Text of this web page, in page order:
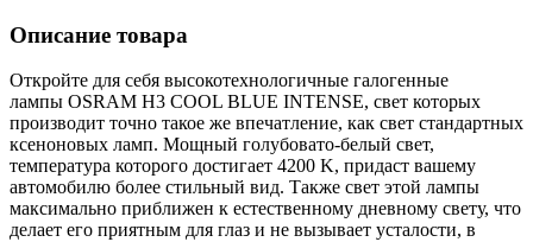
Описание товара
Откройте для себя высокотехнологичные галогенные
лампы OSRAM H3 COOL BLUE INTENSE, свет которых
производит точно такое же впечатление, как свет стандартных
ксеноновых ламп. Мощный голубовато-белый свет,
температура которого достигает 4200 K, придаст вашему
автомобилю более стильный вид. Также свет этой лампы
максимально приближен к естественному дневному свету, что
делает его приятным для глаз и не вызывает усталости, в